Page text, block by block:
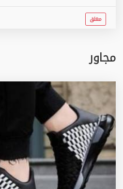
مغلق
مجاور